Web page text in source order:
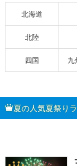
北海道
北陸
四国 九
夏の人気夏祭り